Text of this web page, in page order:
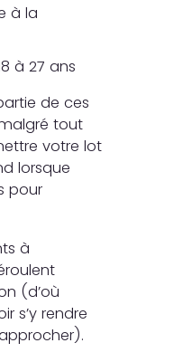
à la
à 27 ans
de ces
tout
votre lot
lorsque
pour
à
(d’où
s’y rendre